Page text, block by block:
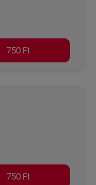
750 Ft
750 Ft